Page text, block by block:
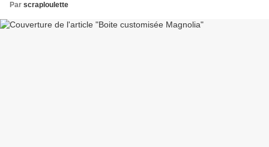
Par scraploulette